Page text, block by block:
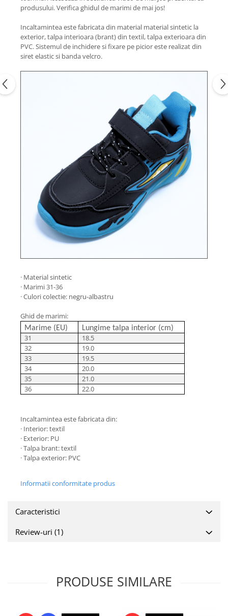
produsului. Verifica ghidul de marimi de mai jos!
Incaltamintea este fabricata din material material sintetic la
exterior, talpa interioara (brant) din textil, talpa exterioara din
PVC. Sistemul de inchidere si fixare pe picior este realizat din
siret elastic si banda velcro.
· Material sintetic
· Marimi 31-36
· Culori colectie: negru-albastru
Ghid de marimi:
Marime (EU) Lungime talpa interior (cm)
31
18.5
32
19.0
33
19.5
34
20.0
35
21.0
36
22.0
Incaltamintea este fabricata din:
· Interior: textil
· Exterior: PU
· Talpa brant: textil
· Talpa exterior: PVC
Informatii conformitate produs
Caracteristici
Review-uri (1)
PRODUSE SIMILARE